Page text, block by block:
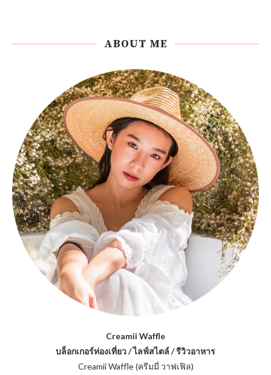
ABOUT ME
Creamii Waffle
บล็อกเกอร์ท่องเที่ยว / ไลฟ์สไตล์ / รีวิวอาหาร
Creamii Waffle (ครีมมี่ วาฟเฟิล)